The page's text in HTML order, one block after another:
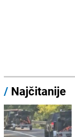
/ Najčitanije